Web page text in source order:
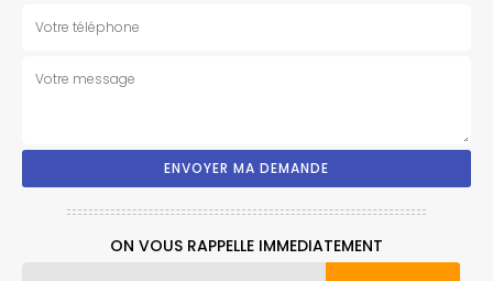
ON VOUS RAPPELLE IMMEDIATEMENT